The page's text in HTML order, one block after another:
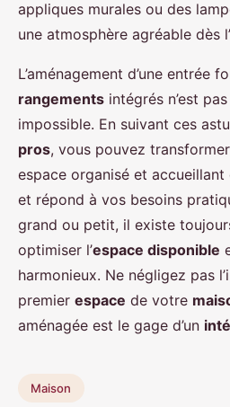
appliques murales ou des
une atmosphère agréable dès
L’aménagement d’une entrée
rangements intégrés n’est
impossible. En suivant ces
pros, vous pouvez
espace organisé et
et répond à vos besoins
grand ou petit, il existe
optimiser l’espace disponible
harmonieux. Ne négligez pas
premier espace de votre
aménagée est le gage d’un
Maison